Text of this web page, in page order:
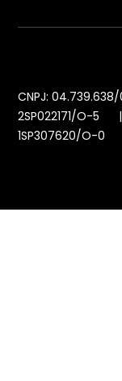
CNPJ:
2SP022171/O-5
1SP307620/O-0